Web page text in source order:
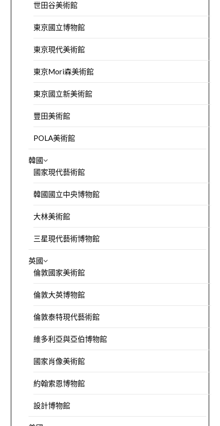
世田谷美術館
東京國立博物館
東京現代美術館
東京Mori森美術館
東京國立新美術館
豐田美術館
POLA美術館
韓國
國家現代藝術館
韓國國立中央博物館
大林美術館
三星現代藝術博物館
英國
倫敦國家美術館
倫敦大英博物館
倫敦泰特現代藝術館
維多利亞與亞伯博物館
國家肖像美術館
約翰索恩博物館
設計博物館